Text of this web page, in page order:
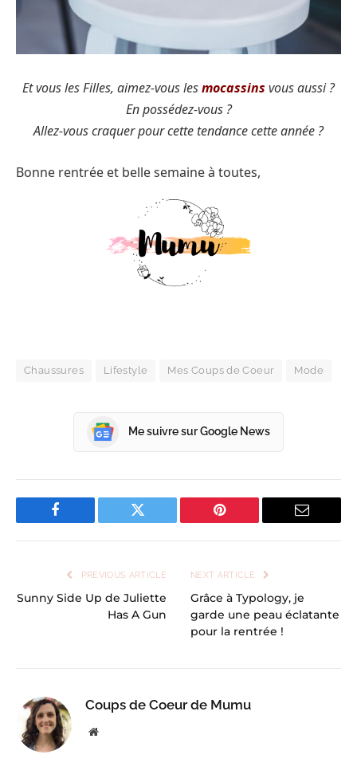
Et vous les Filles, aimez-vous lesmocassins vous aussi ?
En possédez-vous ?
Allez-vous craquer pour cette tendance cette année ?
Bonne rentrée et belle semaine à toutes,
Chaussures Lifestyle Mes Coups de Coeur Mode
Me suivre sur Google News
Facebook Twitter Pinterest Email
PREVIOUS ARTICLE
Sunny Side Up de Juliette
Has A Gun
NEXT ARTICLE
Grâce à Typology, je
garde une peau éclatante
pour la rentrée !
Coups de Coeur de Mumu
Website